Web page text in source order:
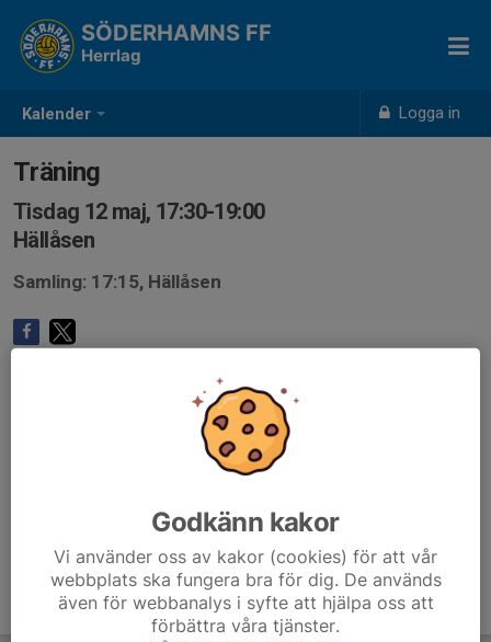
Kalender Logga in
SÖDERHAMNS FF
Herrlag
Träning
Tisdag 12 maj, 17:30-19:00
Hällåsen
Samling: 17:15, Hällåsen
Godkänn kakor
Vi använder oss av kakor (cookies) för att vår
webbplats ska fungera bra för dig. De används
även för webbanalys i syfte att hjälpa oss att
förbättra våra tjänster.